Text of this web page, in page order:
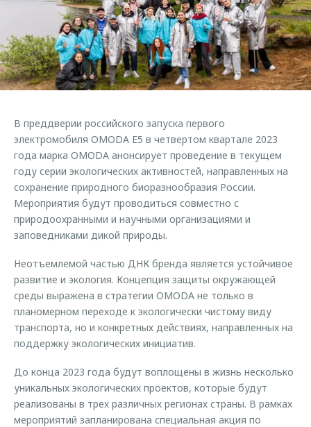
Страхование
Кредитный калькулятор
Аксессуары
Одежда и сувениры
Запчасти
Трейд-ин
Калькулятор трейд-ин
Клиентская поддержка
O&J Автоклуб
Клуб владельцев OMODA
Приложение O&J
Одежда и сувениры
Оригинальные аксессуары
Запчасти
Обратная связь
В преддверии российского запуска первого
электромобиля OMODA E5 в четвертом квартале 2023
года марка OMODA анонсирует проведение в текущем
году серии экологических активностей, направленных на
сохранение природного биоразнообразия России.
Мероприятия будут проводиться совместно с
природоохранными и научными организациями и
заповедниками дикой природы.
Неотъемлемой частью ДНК бренда является устойчивое
развитие и экология. Концепция защиты окружающей
среды выражена в стратегии OMODA не только в
планомерном переходе к экологически чистому виду
транспорта, но и конкретных действиях, направленных на
поддержку экологических инициатив.
До конца 2023 года будут воплощены в жизнь несколько
уникальных экологических проектов, которые будут
реализованы в трех различных регионах страны. В рамках
мероприятий запланирована специальная акция по